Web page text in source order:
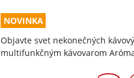
NOVINKA
Objavte svet nekonečných
multifunkčným kávovarom